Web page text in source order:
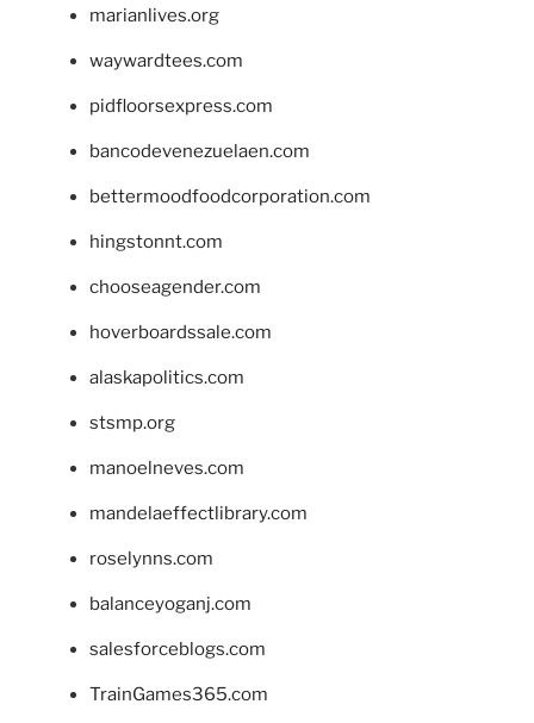
marianlives.org
waywardtees.com
pidfloorsexpress.com
bancodevenezuelaen.com
bettermoodfoodcorporation.com
hingstonnt.com
chooseagender.com
hoverboardssale.com
alaskapolitics.com
stsmp.org
manoelneves.com
mandelaeffectlibrary.com
roselynns.com
balanceyoganj.com
salesforceblogs.com
TrainGames365.com